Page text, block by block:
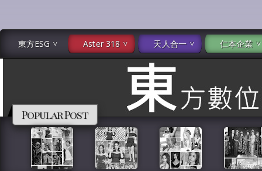
東方ESG Aster 318 天人合一 仁本企業
Popular Post